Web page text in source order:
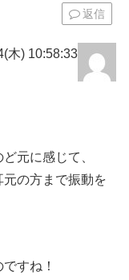
返信
木) 10:58:33
元に感じて、
元の方まで振動を
すね！